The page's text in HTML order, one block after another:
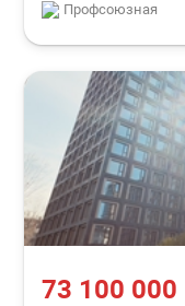
Профсоюзная
73 100 000